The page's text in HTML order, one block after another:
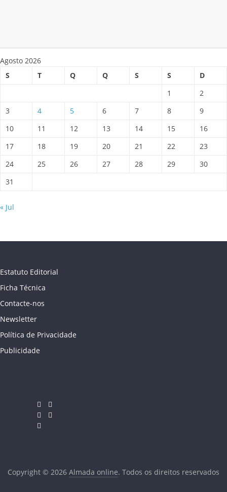
Agosto 2026
S
T Q Q S S
D
1
2
3
4 5 6 7 8
9
10
11 12 13 14 15
16
17
18 19 20 21 22
23
24
25 26 27 28 29
30
31
« Jul
Estatuto Editorial
Ficha Técnica
Contacte-nos
Newsletter
Política de Privacidade
Publicidade
Copyright © 2026 Almada online. Todos os direitos reservados